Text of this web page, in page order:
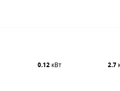
0.12 кВт 2.7